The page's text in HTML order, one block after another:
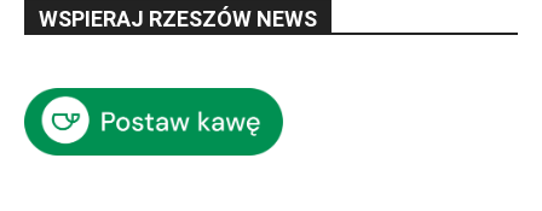
WSPIERAJ RZESZÓW NEWS